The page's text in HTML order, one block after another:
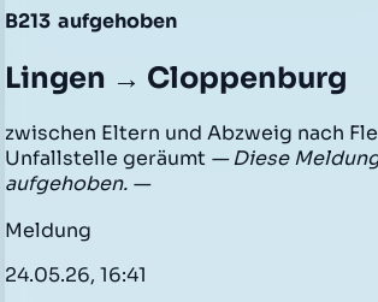
B213 aufgehoben
Lingen → Cloppenburg
zwischen Eltern und Abzweig nach
Unfallstelle geräumt — Diese
aufgehoben. —
Meldung
24.05.26, 16:41